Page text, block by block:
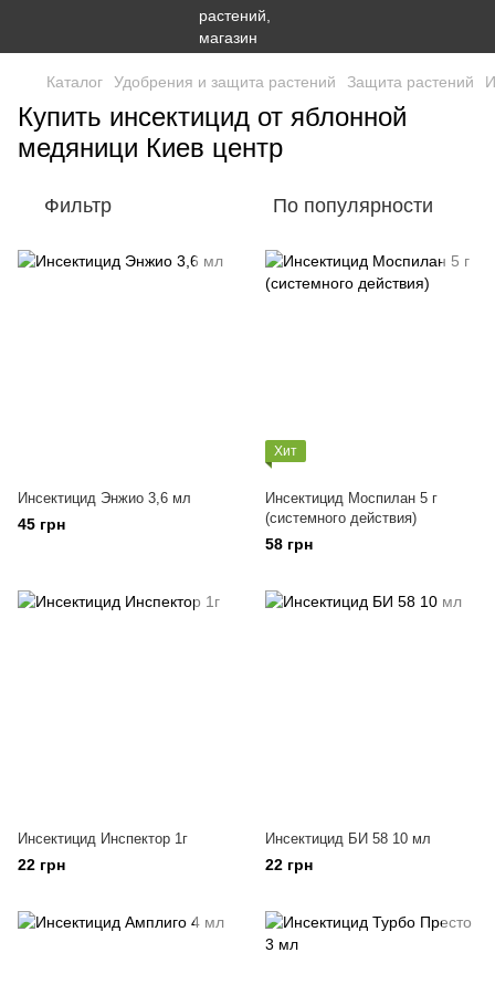
Каталог Удобрения и защита растений Защита растений
Купить инсектицид от яблонной
медяници Киев центр
Фильтр По популярности
Инсектицид Энжио 3,6 мл
45 грн
Хит
Инсектицид Моспилан 5 г
(системного действия)
58 грн
Инсектицид Инспектор 1г
22 грн
Инсектицид БИ 58 10 мл
22 грн